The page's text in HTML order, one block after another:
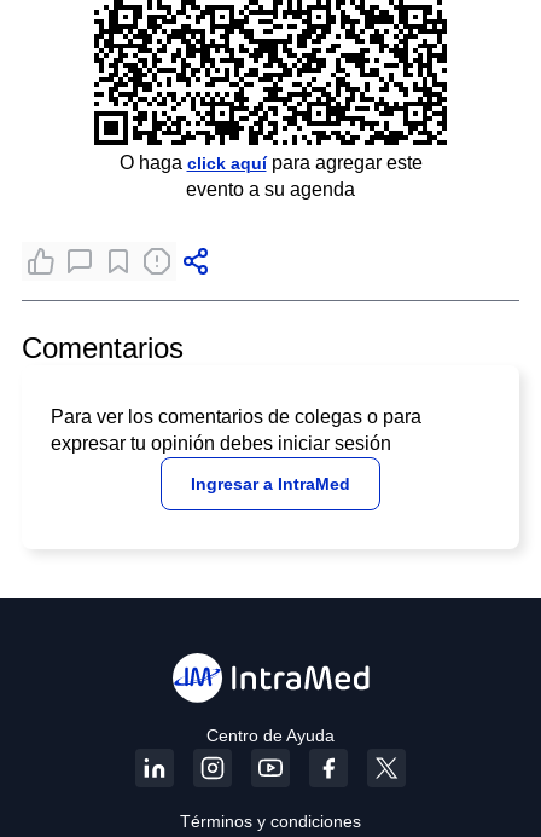
O haga click aquípara agregar este
evento a su agenda
Comentarios
Para ver los comentarios de colegas o para
expresar tu opinión debes iniciar sesión
Ingresar a IntraMed
Centro de Ayuda
Términos y condiciones